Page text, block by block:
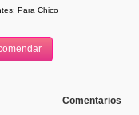
Para Chico
Comentarios